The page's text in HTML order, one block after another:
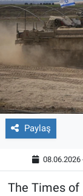
Paylaş
08.06.2026
The Times of